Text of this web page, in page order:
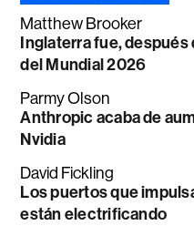
Matthew Brooker
Inglaterra fue, después
del Mundial 2026
Parmy Olson
Anthropic acaba de
Nvidia
David Fickling
Los puertos que
están electrificando